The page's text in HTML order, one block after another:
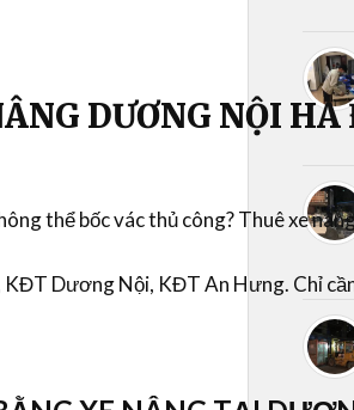
DƯƠNG NỘI
thểbốc vácthủ công? Thuê xe
Dương Nội, KĐT An Hưng. Chỉ